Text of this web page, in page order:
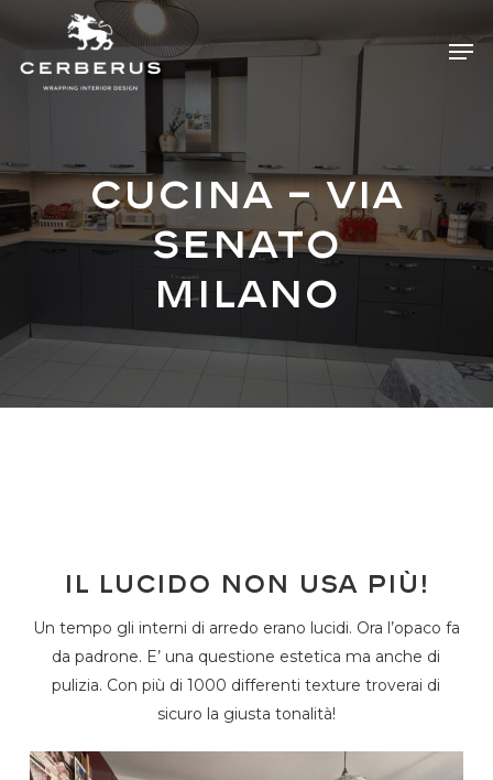
main
Cucina – via
Senato
Milano
Il lucido non usa più!
Un tempo gli interni di arredo erano lucidi. Ora l’opaco fa
da padrone. E’ una questione estetica ma anche di
pulizia. Con più di 1000 differenti texture troverai di
sicuro la giusta tonalità!